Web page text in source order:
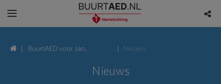
BuurtAED voor Jan
Roeckplantsoen, 3902
Nieuws
Nieuws